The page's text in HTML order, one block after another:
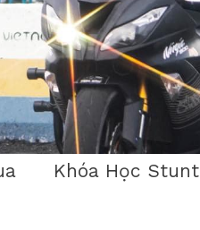
Khóa Học Stunt